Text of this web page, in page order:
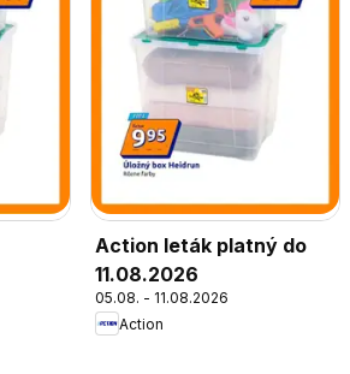
Action leták platný do
11.08.2026
05.08. - 11.08.2026
Action